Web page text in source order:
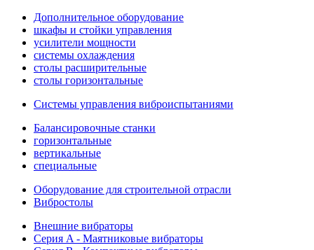
Дополнительное оборудование
шкафы и стойки управления
усилители мощности
системы охлаждения
столы расширительные
столы горизонтальные
Системы управления виброиспытаниями
Балансировочные станки
горизонтальные
вертикальные
специальные
Оборудование для строительной отрасли
Вибростолы
Внешние вибраторы
Серия A - Маятниковые вибраторы